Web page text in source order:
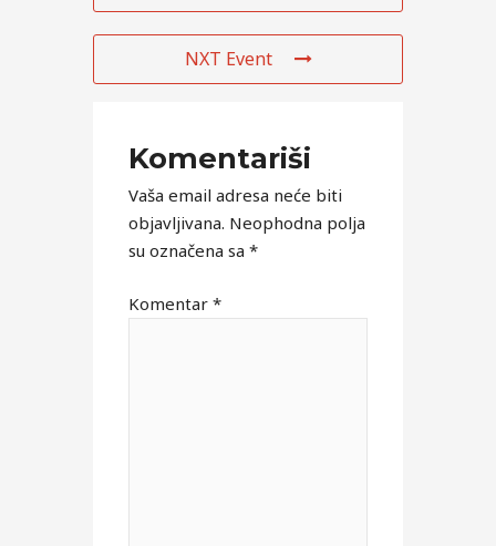
NXT Event
Komentariši
Vaša email adresa neće biti
objavljivana. Neophodna polja
su označena sa*
Komentar*